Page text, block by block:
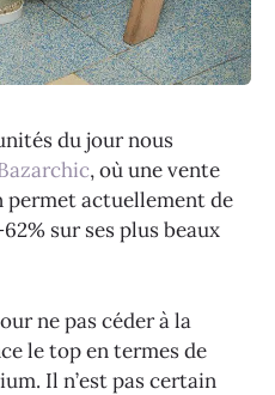
du jour nous
, où une vente
actuellement de
sur ses plus beaux
ne pas céder à la
le top en termes de
Il n’est pas certain